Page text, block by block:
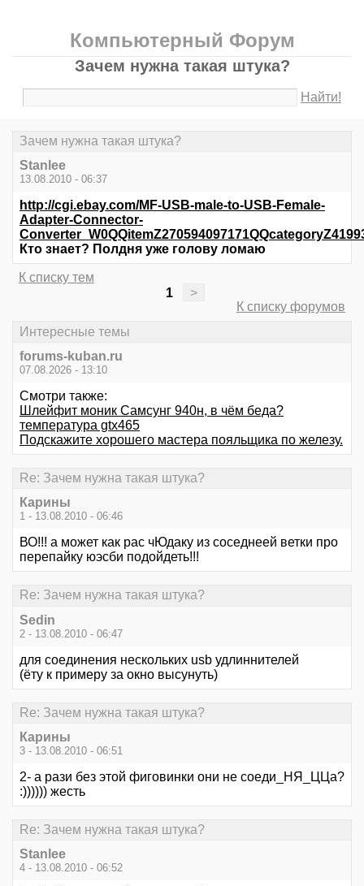
Компьютерный Форум
Зачем нужна такая штука?
Найти!
Зачем нужна такая штука?
Stanlee
13.08.2010 - 06:37
http://cgi.ebay.com/MF-USB-male-to-USB-Female-
Adapter-Connector-
Кто знает? Полдня уже голову ломаю
К списку тем
1
>
К списку форумов
Интересные темы
forums-kuban.ru
07.08.2026 - 13:10
Смотри также:
Шлейфит моник Самсунг 940н, в чём беда?
температура gtx465
Подскажите хорошего мастера пояльщика по железу.
Re: Зачем нужна такая штука?
Карины
1 - 13.08.2010 - 06:46
ВО!!! а может как рас чЮдаку из соседнеей ветки про
перепайку юэсби подойдеть!!!
Re: Зачем нужна такая штука?
Sedin
2 - 13.08.2010 - 06:47
для соединения нескольких usb удлиннителей
(ёту к примеру за окно высунуть)
Re: Зачем нужна такая штука?
Карины
3 - 13.08.2010 - 06:51
2- а рази без этой фиговинки они не соеди_НЯ_ЦЦа?
:)))))) жесть
Re: Зачем нужна такая штука?
Stanlee
4 - 13.08.2010 - 06:52